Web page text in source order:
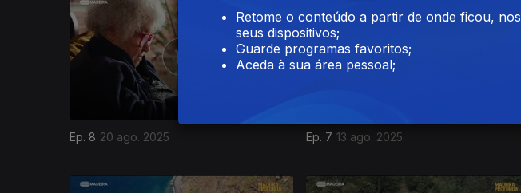
Ep. 8 20 ago. 2025 Ep. 7 13 ago. 2025
861455
Retome o conteúdo a partir de onde ficou, nos
seus dispositivos;
Guarde programas favoritos;
Aceda à sua área pessoal;